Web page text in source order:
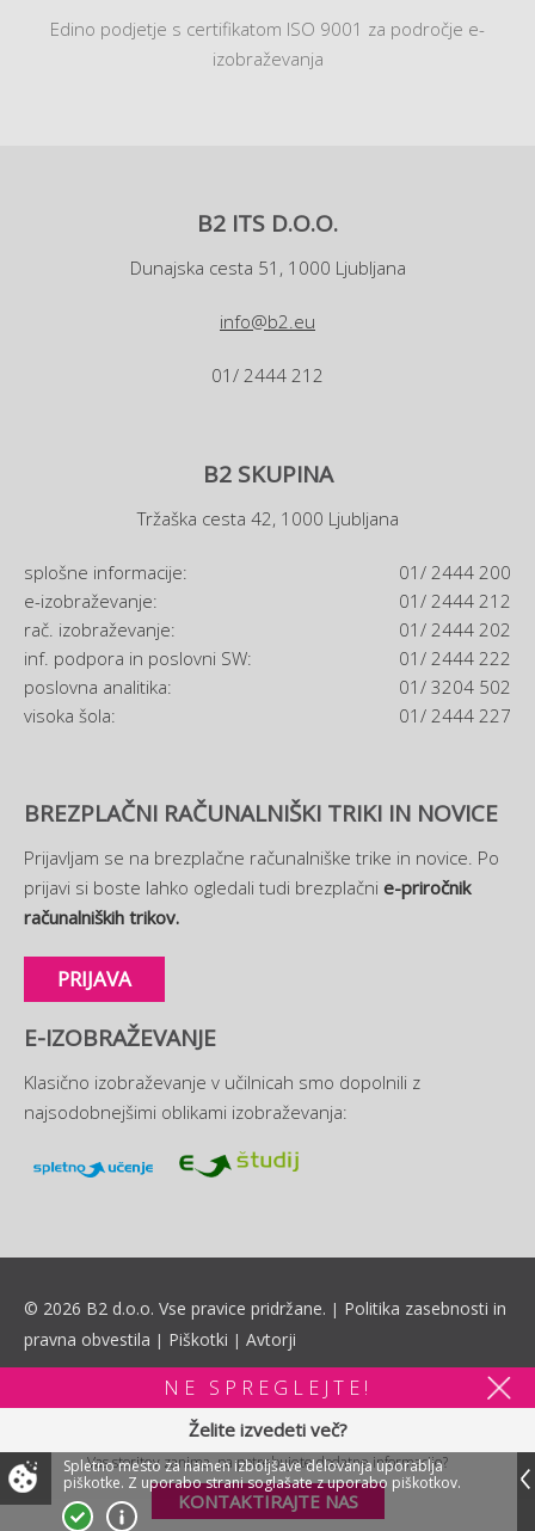
Edino podjetje s certifikatom ISO 9001 za področje e-
izobraževanja
B2 ITS D.O.O.
Dunajska cesta 51, 1000 Ljubljana
info@b2.eu
01/ 2444 212
B2 SKUPINA
Tržaška cesta 42, 1000 Ljubljana
splošne informacije:
01/ 2444 200
e-izobraževanje:
01/ 2444 212
rač. izobraževanje:
01/ 2444 202
inf. podpora in poslovni SW:
01/ 2444 222
poslovna analitika:
01/ 3204 502
visoka šola:
01/ 2444 227
BREZPLAČNI RAČUNALNIŠKI TRIKI IN NOVICE
Prijavljam se na brezplačne računalniške trike in novice. Po
prijavi si boste lahko ogledali tudi brezplačni e-priročnik
računalniških trikov.
PRIJAVA
E-IZOBRAŽEVANJE
Klasično izobraževanje v učilnicah smo dopolnili z
najsodobnejšimi oblikami izobraževanja:
© 2026 B2 d.o.o. Vse pravice pridržane. | Politika zasebnosti in
pravna obvestila | Piškotki | Avtorji
Spletno mesto za namen izboljšave delovanja uporablja
piškotke. Z uporabo strani soglašate z uporabo piškotkov.
NE SPREGLEJTE!
Želite izvedeti več?
Vas storitev zanima, pa potrebujete dodatne informacije?
KONTAKTIRAJTE NAS